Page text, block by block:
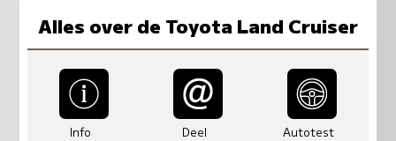
Alles over de Toyota Land Cruiser
Info Deel Autotest